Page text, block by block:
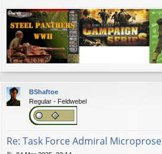
BShaftoe
Regular - Feldwebel
Re: Task Force Admiral Microprose